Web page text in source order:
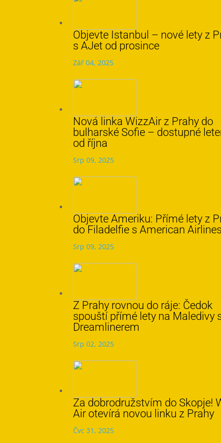
Objevte Istanbul – nové lety z
s AJet od prosince
Zář 04, 2025
Nová linka WizzAir z Prahy do
bulharské Sofie – dostupné
od října
Srp 09, 2025
Objevte Ameriku: Přímé lety z
do Filadelfie s American Airlines
Srp 09, 2025
Z Prahy rovnou do ráje: Čedok
spouští přímé lety na Maledivy
Dreamlinerem
Srp 02, 2025
Za dobrodružstvím do Skopje!
Air otevírá novou linku z Prahy
Čvc 31, 2025